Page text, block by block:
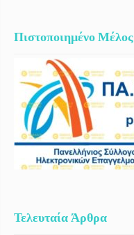
Πιστοποιημένο Μέλος
Τελευταία Άρθρα